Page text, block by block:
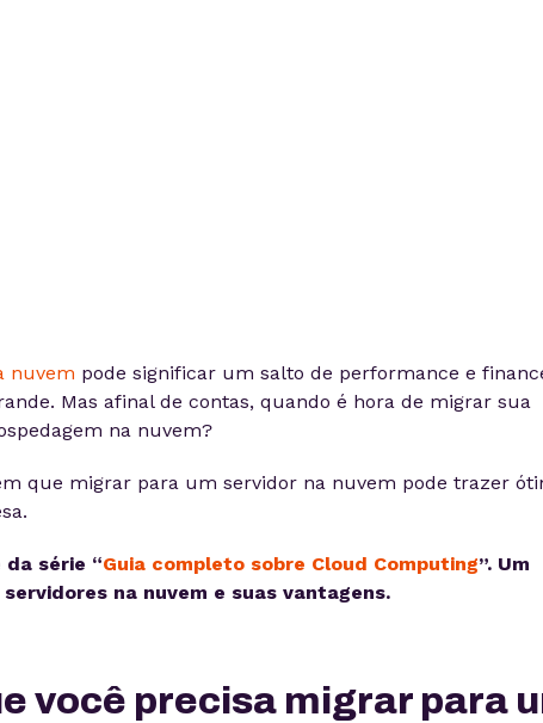
nuvem pode significar um salto de performance e
Mas afinal de contas, quando é hora de migrar sua
na nuvem?
que migrar para um servidor na nuvem pode trazer
série “Guia completo sobre Cloud Computing”. Um
na nuvem e suas vantagens.
você precisa migrar para